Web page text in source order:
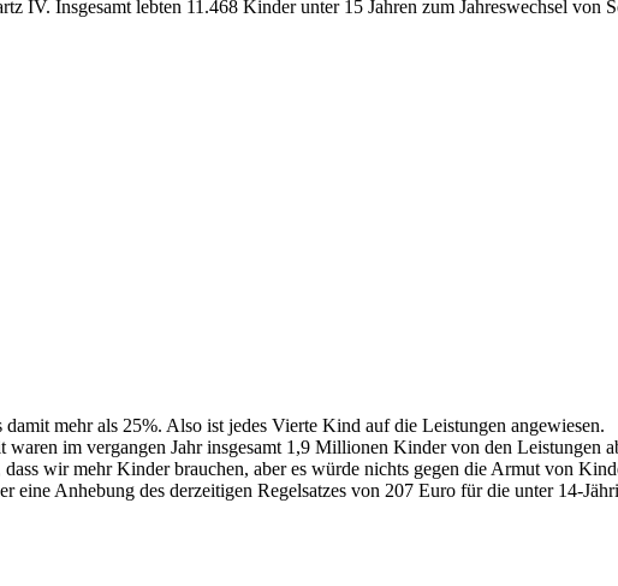
Insgesamt lebten 11.468 Kinder unter 15 Jahren zum Jahreswechsel von
mehr als 25%. Also ist jedes Vierte Kind auf die Leistungen angewiesen.
im vergangen Jahr insgesamt 1,9 Millionen Kinder von den Leistungen
wir mehr Kinder brauchen, aber es würde nichts gegen die Armut von
Anhebung des derzeitigen Regelsatzes von 207 Euro für die unter 14-